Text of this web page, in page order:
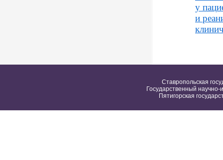
у
и
Ставропольская
Государственный научно-
Пятигорская